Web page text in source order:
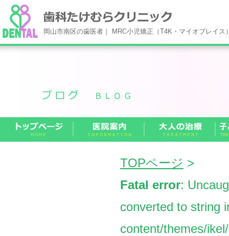
岡山市南区の歯医者｜ MRC小児矯正（T4K・マイオブレイ
TOPページ >
Fatal error:
converted to string
content/themes/